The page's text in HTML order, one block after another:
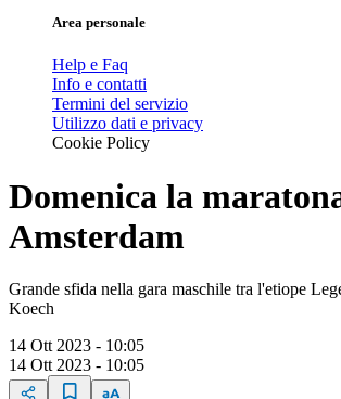
Area personale
Help e Faq
Info e contatti
Termini del servizio
Utilizzo dati e privacy
Cookie Policy
Domenica la
Amsterdam
Grande sfida nella gara maschile tra l'etiope
Koech
14 Ott 2023 - 10:05
14 Ott 2023 - 10:05